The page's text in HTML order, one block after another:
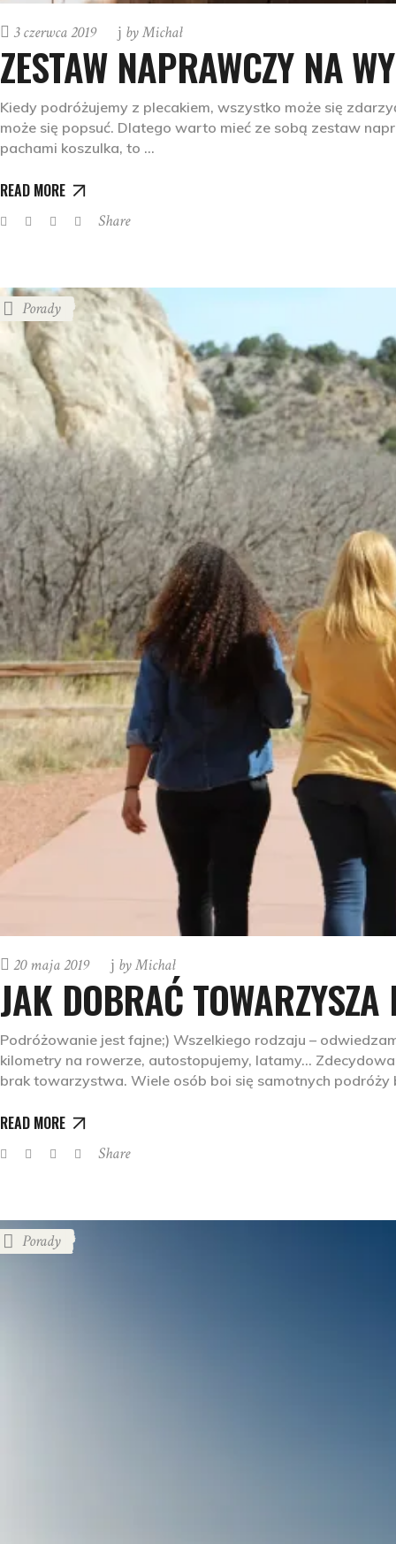
3 czerwca 2019 byMichał
ZESTAW NAPRAWCZY NA
Kiedy podróżujemy z plecakiem, wszystko może się
może się popsuć. Dlatego warto mieć ze sobą zestaw
pachami koszulka, to
READ MORE
Share
Porady
20 maja 2019 byMichał
JAK DOBRAĆ TOWARZYSZA
Podróżowanie jest fajne;) Wszelkiego rodzaju –
kilometry na rowerze, autostopujemy, latamy…
brak towarzystwa. Wiele osób boi się samotnych
READ MORE
Share
Porady